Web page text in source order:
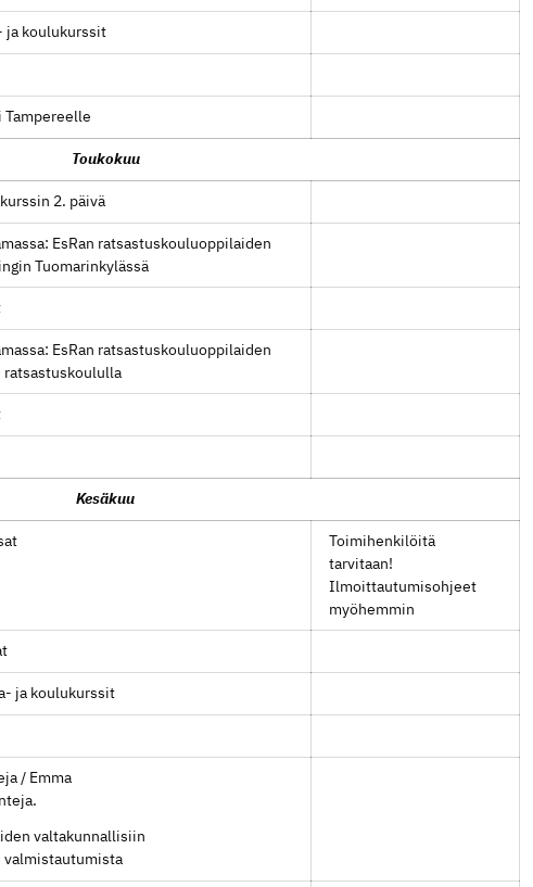
ja koulukurssit
Toukokuu
2. päivä
EsRan ratsastuskouluoppilaiden
Tuomarinkylässä
EsRan ratsastuskouluoppilaiden
Kesäkuu
Toimihenkilöitä
tarvitaan!
Ilmoittautumisohjeet
myöhemmin
ja koulukurssit
/ Emma
valtakunnallisiin